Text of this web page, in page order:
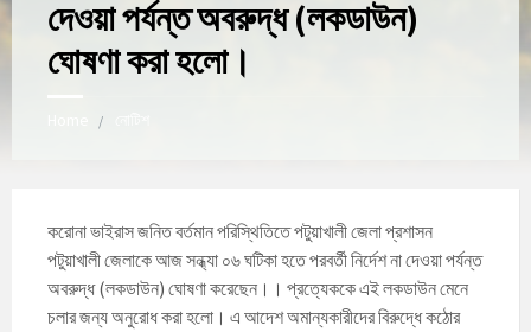
দেওয়া পর্যন্ত অবরুদ্ধ (লকডাউন)
ঘোষণা করা হলো।
করোনা ভাইরাস জনিত বর্তমান পরিস্থিতিতে পটুয়াখালী জেলা প্রশাসন
পটুয়াখালী জেলাকে আজ সন্ধ্যা ০৬ ঘটিকা হতে পরবর্তী নির্দেশ না দেওয়া পর্যন্ত
অবরুদ্ধ (লকডাউন) ঘোষণা করেছেন।। প্রত্যেককে এই লকডাউন মেনে
চলার জন্য অনুরোধ করা হলো। এ আদেশ অমান্যকারীদের বিরুদ্ধে কঠোর